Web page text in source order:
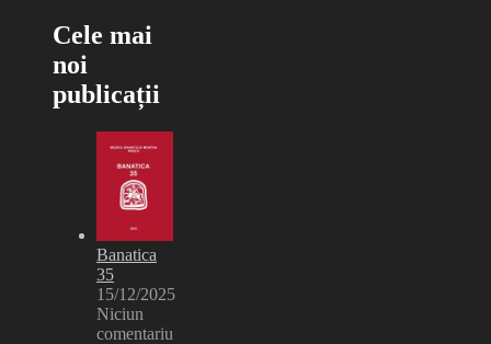
Cele mai
noi
publicații
Banatica
35
15/12/2025
Niciun
comentariu